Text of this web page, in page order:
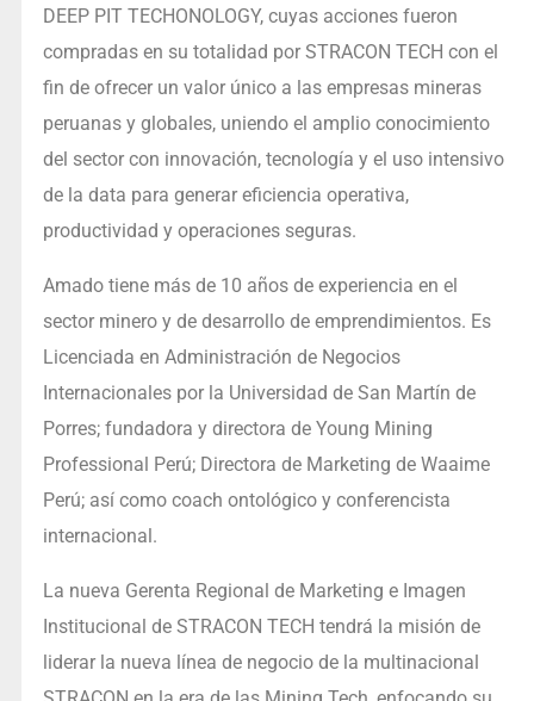
DEEP PIT TECHONOLOGY, cuyas acciones fueron
compradas en su totalidad por STRACON TECH con el
fin de ofrecer un valor único a las empresas mineras
peruanas y globales, uniendo el amplio conocimiento
del sector con innovación, tecnología y el uso intensivo
de la data para generar eficiencia operativa,
productividad y operaciones seguras.
Amado tiene más de 10 años de experiencia en el
sector minero y de desarrollo de emprendimientos. Es
Licenciada en Administración de Negocios
Internacionales por la Universidad de San Martín de
Porres; fundadora y directora de Young Mining
Professional Perú; Directora de Marketing de Waaime
Perú; así como coach ontológico y conferencista
internacional.
La nueva Gerenta Regional de Marketing e Imagen
Institucional de STRACON TECH tendrá la misión de
liderar la nueva línea de negocio de la multinacional